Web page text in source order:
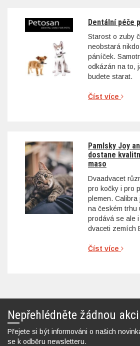
Dentální péče
Starost o zuby
neobstará
páníček.
odkázán na to,
budete starat.
Číst více
Pamlsky Joy
dostane
maso
Dvaadvacet
pro kočky i pro
plemen.
na českém trhu
prodává se ale
dvaceti zemích
Číst více
Nepřehlédněte žádnou akci
Přejete si být informováni o našich
se k odběru newsletteru.